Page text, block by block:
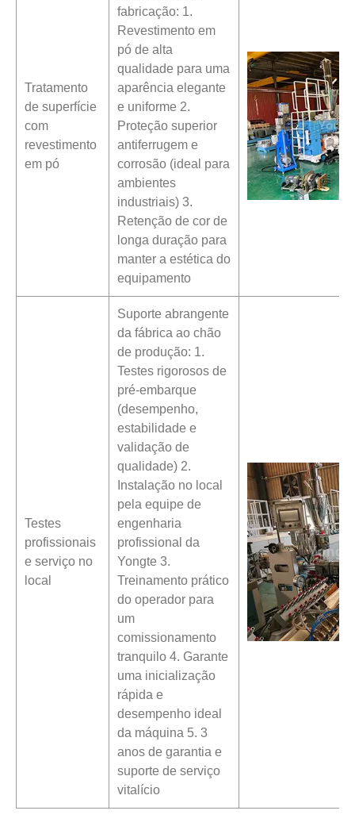
Tratamento
de superfície
com
revestimento
em pó
fabricação: 1.
Revestimento em
pó de alta
qualidade para uma
aparência elegante
e uniforme 2.
Proteção superior
antiferrugem e
corrosão (ideal para
ambientes
industriais) 3.
Retenção de cor de
longa duração para
manter a estética do
equipamento
Testes
profissionais
e serviço no
local
Suporte abrangente
da fábrica ao chão
de produção: 1.
Testes rigorosos de
pré-embarque
(desempenho,
estabilidade e
validação de
qualidade) 2.
Instalação no local
pela equipe de
engenharia
profissional da
Yongte 3.
Treinamento prático
do operador para
um
comissionamento
tranquilo 4. Garante
uma inicialização
rápida e
desempenho ideal
da máquina 5. 3
anos de garantia e
suporte de serviço
vitalício